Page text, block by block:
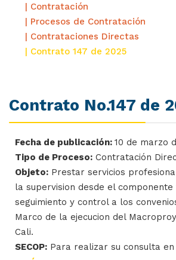
| Contratación
| Procesos de Contratación
| Contrataciones Directas
| Contrato 147 de 2025
Contrato No.147 de
Fecha de publicación: 10 de marzo
Tipo de Proceso: Contratación
Objeto: Prestar servicios
la supervision desde el
seguimiento y control a los
Marco de la ejecucion del
Cali.
SECOP: Para realizar su consulta en